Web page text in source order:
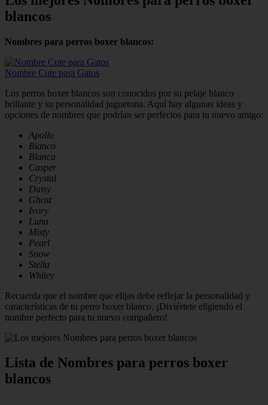
blancos
Nombres para perros boxer blancos:
Nombre Cute para Gatos
Los perros boxer blancos son conocidos por su pelaje blanco
brillante y su personalidad juguetona. Aquí hay algunas ideas y
opciones de nombres que podrían ser perfectos para tu nuevo amigo:
Apollo
Bianco
Blanca
Casper
Crystal
Daisy
Ghost
Ivory
Luna
Misty
Pearl
Snow
Stella
Whitey
Recuerda que el nombre que elijas debe reflejar la personalidad y
características de tu perro boxer blanco. ¡Diviértete eligiendo el
nombre perfecto para tu nuevo compañero!
Lista de Nombres para perros boxer
blancos